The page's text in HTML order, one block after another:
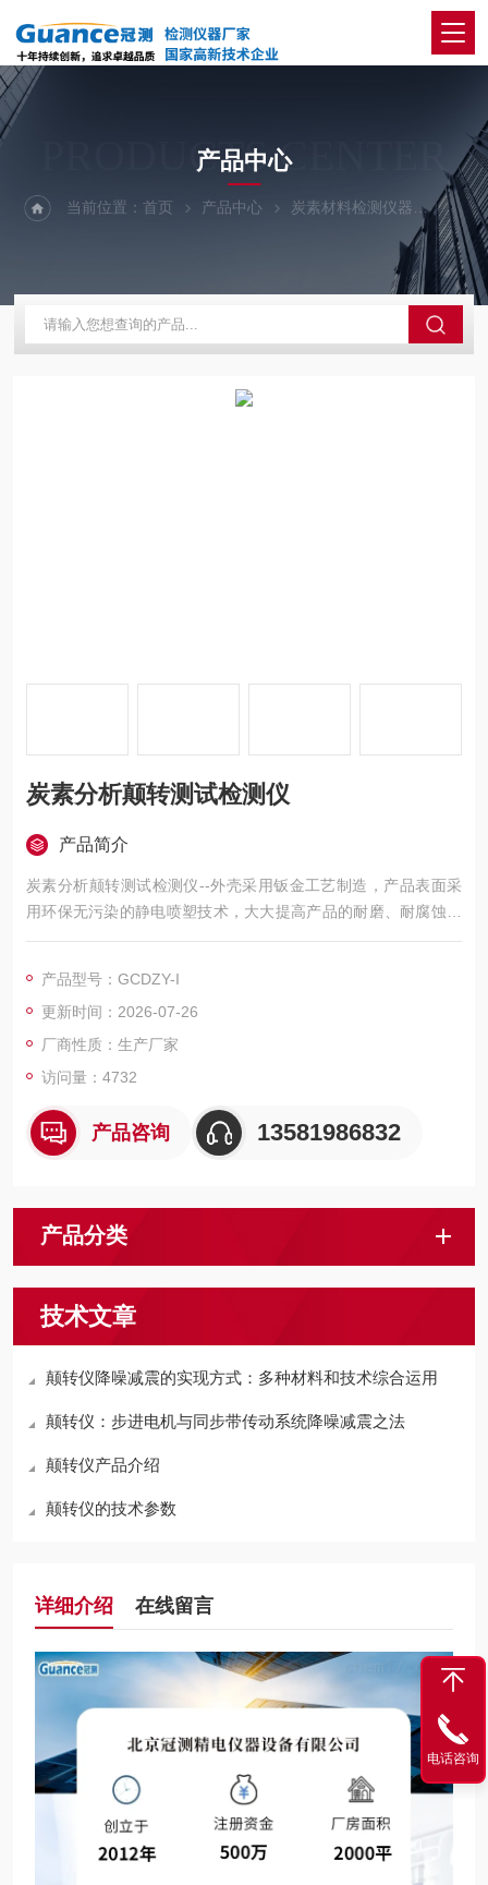
PRODUCTS CENTER
产品中心
当前位置：首页 产品中心 炭素材料检测仪器 颠转仪
炭素分析颠转测试检测仪
产品简介
炭素分析颠转测试检测仪--外壳采用钣金工艺制造，产品表面采
用环保无污染的静电喷塑技术，大大提高产品的耐磨、耐腐蚀性
能。该仪器所用真空泵、传感器及其控制元件均严格测试，确保
控制，实验过程和数据全智能化处理；通过软件可实现远程监控
和数据分析。便捷的人机交互界面、高精度，智能化的测量技
术，助力提升企业产品测量效率。
产品型号：GCDZY-I
更新时间：2026-07-26
厂商性质：生产厂家
访问量：4732
产品咨询 13581986832
产品分类
技术文章
颠转仪降噪减震的实现方式：多种材料和技术综合运用
颠转仪：步进电机与同步带传动系统降噪减震之法
颠转仪产品介绍
颠转仪的技术参数
详细介绍 在线留言
电话咨询